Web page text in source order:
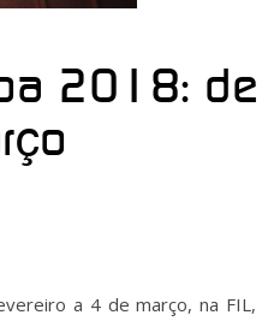
2018:
a 4 de março, na FIL,